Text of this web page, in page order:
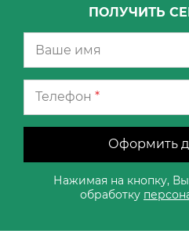
ПОЛУЧИТЬ
Телефон *
Оформить
Нажимая на кнопку,
обработку